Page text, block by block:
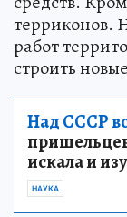
терриконов.
работ
строить
Над СССР
искала и
НАУКА